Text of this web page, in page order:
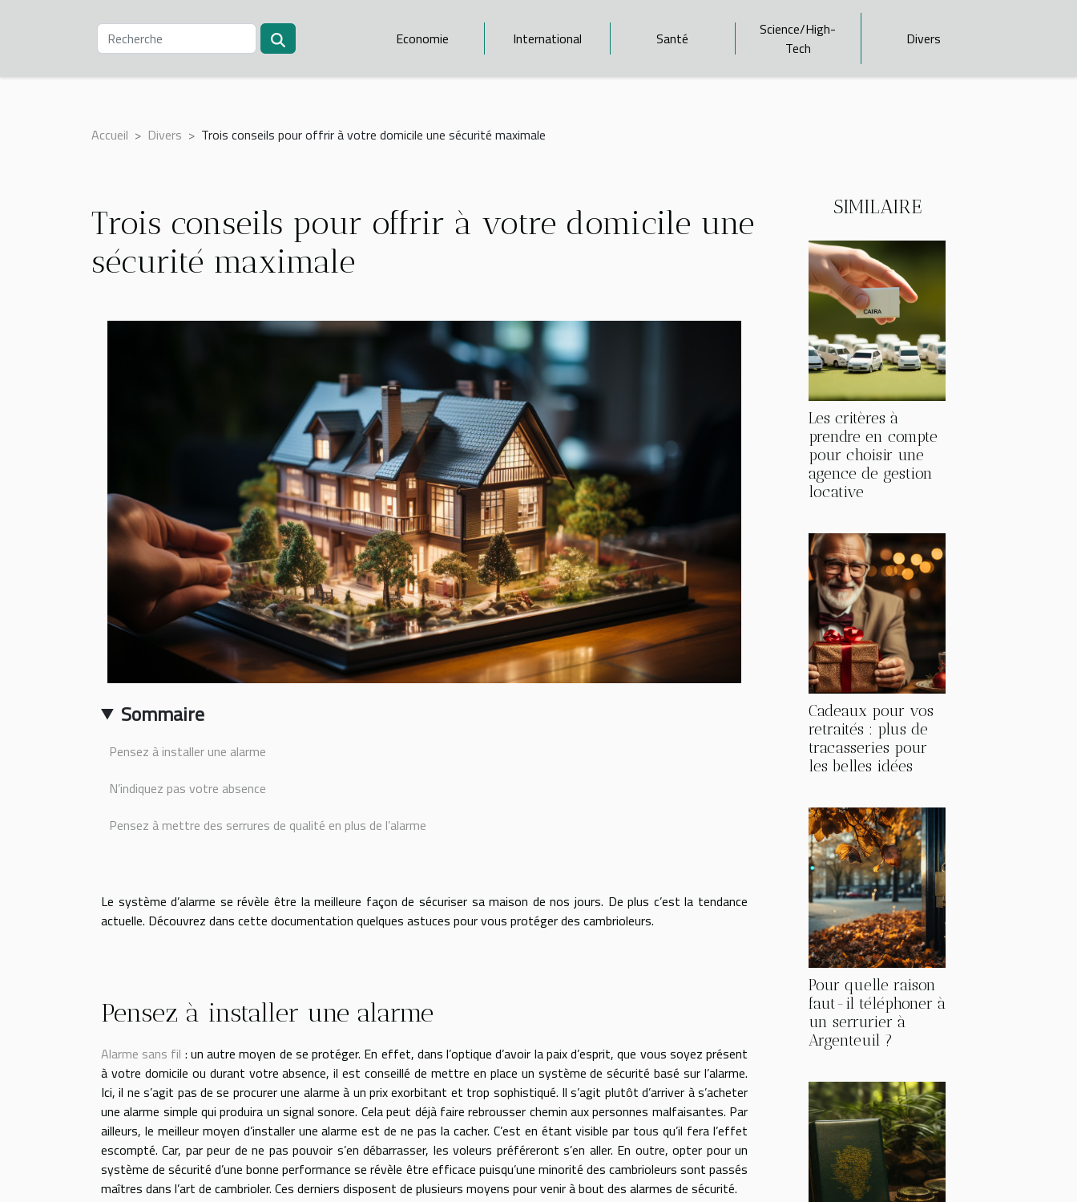
Economie International Santé
Science/High-
Tech
Divers
Accueil Divers Trois conseils pour offrir à votre domicile une sécurité maximale
Trois conseils pour offrir à votre domicile une
sécurité maximale
Sommaire
Pensez à installer une alarme
N’indiquez pas votre absence
Pensez à mettre des serrures de qualité en plus de l’alarme
Le système d’alarme se révèle être la meilleure façon de sécuriser sa maison de nos jours. De plus c’est la tendance
actuelle. Découvrez dans cette documentation quelques astuces pour vous protéger des cambrioleurs.
Pensez à installer une alarme
Alarme sans fil : un autre moyen de se protéger. En effet, dans l’optique d’avoir la paix d’esprit, que vous soyez présent
à votre domicile ou durant votre absence, il est conseillé de mettre en place un système de sécurité basé sur l’alarme.
Ici, il ne s’agit pas de se procurer une alarme à un prix exorbitant et trop sophistiqué. Il s’agit plutôt d’arriver à s’acheter
une alarme simple qui produira un signal sonore. Cela peut déjà faire rebrousser chemin aux personnes malfaisantes. Par
ailleurs, le meilleur moyen d’installer une alarme est de ne pas la cacher. C’est en étant visible par tous qu’il fera l’effet
escompté. Car, par peur de ne pas pouvoir s’en débarrasser, les voleurs préféreront s’en aller. En outre, opter pour un
système de sécurité d’une bonne performance se révèle être efficace puisqu’une minorité des cambrioleurs sont passés
maîtres dans l’art de cambrioler. Ces derniers disposent de plusieurs moyens pour venir à bout des alarmes de sécurité.
SIMILAIRE
Les critères à
prendre en compte
pour choisir une
agence de gestion
locative
Cadeaux pour vos
retraités : plus de
tracasseries pour
les belles idées
Pour quelle raison
faut-il téléphoner à
un serrurier à
Argenteuil ?